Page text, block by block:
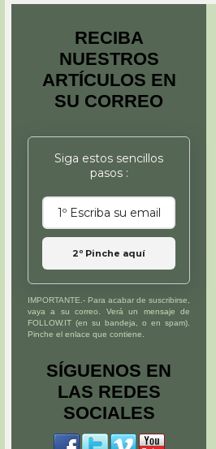
RECIBA
NUESTROS
ARTÍCULOS EN
SU CORREO
Siga estos sencillos
pasos :
2º Pinche aquí
IMPORTANTE.- Para acabar de suscribirse,
vaya a su correo. Verá un mensaje de
FOLLOW.IT (en su bandeja, o en spam).
Pinche el enlace que contiene.
SÍGUENOS EN
LAS REDES
SOCIALES